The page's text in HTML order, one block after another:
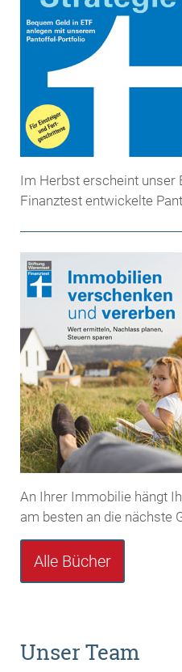
Im Herbst erscheint unser
Finanztest entwickelte
An Ihrer Immobilie hängt
am besten an die nächste
Alle Bücher
Unser Team